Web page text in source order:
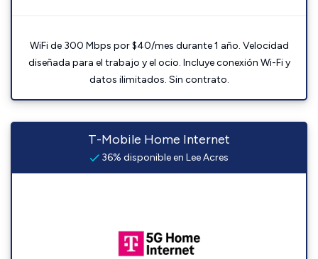
WiFi de 300 Mbps por $40/mes durante 1 año. Velocidad
diseñada para el trabajo y el ocio. Incluye conexión Wi-Fi y
datos ilimitados. Sin contrato.
T-Mobile Home Internet
36% disponible en Lee Acres